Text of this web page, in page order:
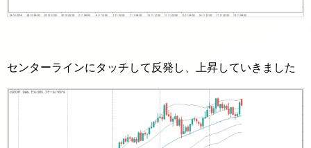
センターラインにタッチして反発し、上昇していきました